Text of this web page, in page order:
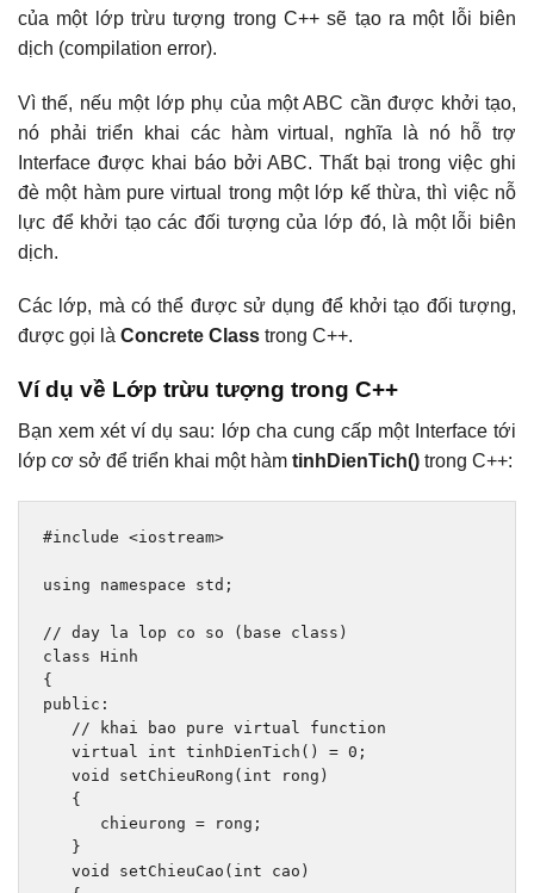
của một lớp trừu tượng trong C++ sẽ tạo ra một lỗi biên
dịch (compilation error).
Vì thế, nếu một lớp phụ của một ABC cần được khởi tạo,
nó phải triển khai các hàm virtual, nghĩa là nó hỗ trợ
Interface được khai báo bởi ABC. Thất bại trong việc ghi
đè một hàm pure virtual trong một lớp kế thừa, thì việc nỗ
lực để khởi tạo các đối tượng của lớp đó, là một lỗi biên
dịch.
Các lớp, mà có thể được sử dụng để khởi tạo đối tượng,
được gọi là Concrete Class trong C++.
Ví dụ về Lớp trừu tượng trong C++
Bạn xem xét ví dụ sau: lớp cha cung cấp một Interface tới
lớp cơ sở để triển khai một hàm tinhDienTich() trong C++:
#include <iostream>
using namespace std ;
// day la lop co so (base class)
class Hinh
{
public :
// khai bao pure virtual function
virtual
int tinhDienTich () = 0 ;
void
setChieuRong ( int rong )
{
      chieurong
= rong ;
}
void
setChieuCao ( int cao )